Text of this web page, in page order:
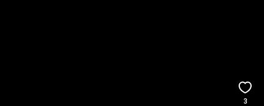
3